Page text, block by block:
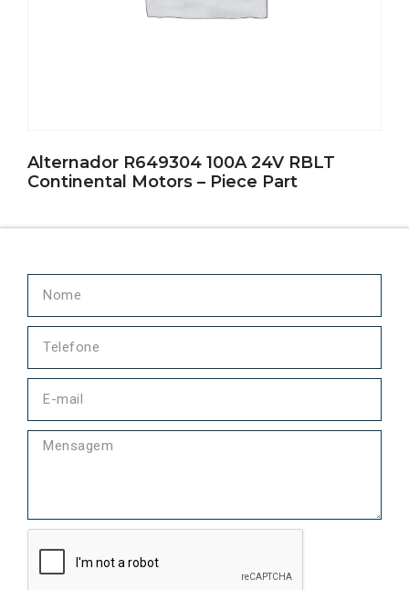
Alternador R649304 100A 24V RBLT
Continental Motors – Piece Part